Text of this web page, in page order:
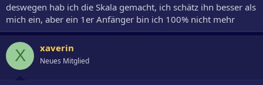
deswegen hab ich die Skala gemacht, ich schätz ihn besser als
mich ein, aber ein 1er Anfänger bin ich 100% nicht mehr
X xaverin
Neues Mitglied